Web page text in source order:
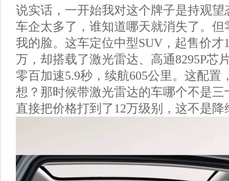
说实话，一开始我对这个牌子是持观
车企太多了，谁知道哪天就消失了。但
我的脸。这车定位中型SUV，起售价才
万，却搭载了激光雷达、高通8295P芯
零百加速5.9秒，续航605公里。这配置
想？那时候带激光雷达的车哪个不是
直接把价格打到了12万级别，这不是